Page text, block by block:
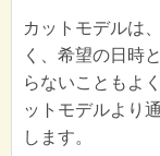
カットモデルは
く、希望の日時
らないこともよ
ットモデルより
します。